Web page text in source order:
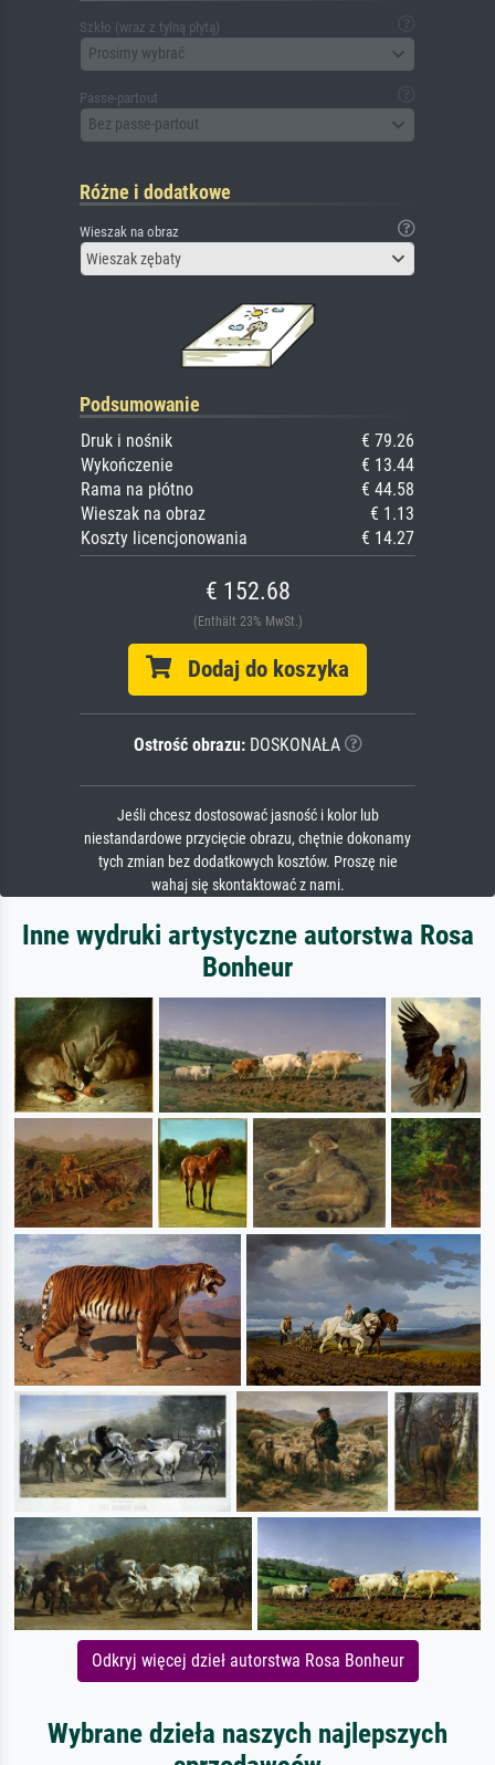
Szkło (wraz z tylną płytą)
Prosimy wybrać
Passe-partout
Bez passe-partout
Różne i dodatkowe
Wieszak na obraz
Wieszak zębaty
Podsumowanie
Druk i nośnik
€ 79.26
Wykończenie
€ 13.44
Rama na płótno
€ 44.58
Wieszak na obraz
€ 1.13
Koszty licencjonowania
€ 14.27
€ 152.68
(Enthält 23% MwSt.)
Dodaj do koszyka
Ostrość obrazu:DOSKONAŁA
Jeśli chcesz dostosować jasność i kolor lub
niestandardowe przycięcie obrazu, chętnie dokonamy
tych zmian bez dodatkowych kosztów. Proszę nie
wahaj się skontaktować z nami.
Inne wydruki artystyczne autorstwa Rosa
Bonheur
Odkryj więcej dzieł autorstwa Rosa Bonheur
Wybrane dzieła naszych najlepszych